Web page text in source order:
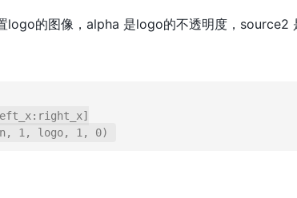
logo的图像，alpha 是logo的不透明度，